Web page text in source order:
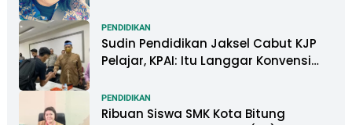
PENDIDIKAN
Sudin Pendidikan Jaksel Cabut KJP
Pelajar, KPAI: Itu Langgar Konvensi
PENDIDIKAN
Ribuan Siswa SMK Kota Bitung